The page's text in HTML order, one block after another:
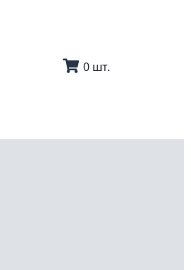
0 шт.